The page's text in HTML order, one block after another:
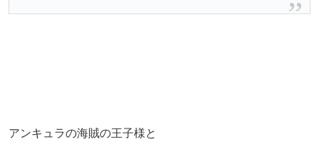
アンキュラの海賊の王子様と